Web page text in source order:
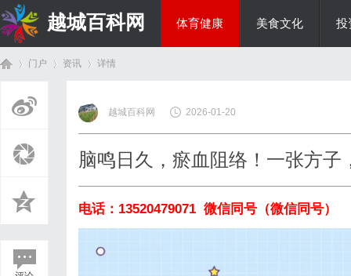
越城百科网 体育健康 美食文化 投
门户 资讯
›
详情
越城百科网 2026-01-20
脑鸣日久，瘀血阻络！一张方
电话：13520479071 微信同号（微信同号）